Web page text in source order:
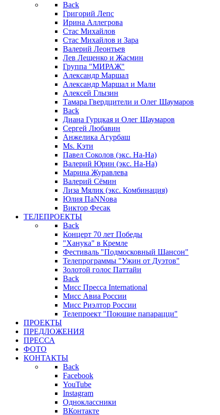
Back
Григорий Лепс
Ирина Аллегрова
Стас Михайлов
Стас Михайлов и Зара
Валерий Леонтьев
Лев Лещенко и Жасмин
Группа "МИРАЖ"
Александр Маршал
Александр Маршал и Мали
Алексей Глызин
Тамара Гвердцители и Олег Шаумаров
Back
Диана Гурцкая и Олег Шаумаров
Сергей Любавин
Анжелика Агурбаш
Ms. Кэти
Павел Соколов (экс. На-На)
Валерий Юрин (экс. На-На)
Марина Журавлева
Валерий Сёмин
Лиза Мялик (экс. Комбинация)
Юлия ПаNNова
Виктор Фесак
ТЕЛЕПРОЕКТЫ
Back
Концерт 70 лет Победы
"Ханука" в Кремле
Фестиваль "Подмосковный Шансон"
Телепрограммы "Ужин от Дуэтов"
Золотой голос Паттайи
Back
Мисс Пресса International
Мисс Авиа России
Мисс Риэлтор России
Телепроект "Поющие папарацци"
ПРОЕКТЫ
ПРЕДЛОЖЕНИЯ
ПРЕССА
ФОТО
КОНТАКТЫ
Back
Facebook
YouTube
Instagram
Одноклассники
ВКонтакте